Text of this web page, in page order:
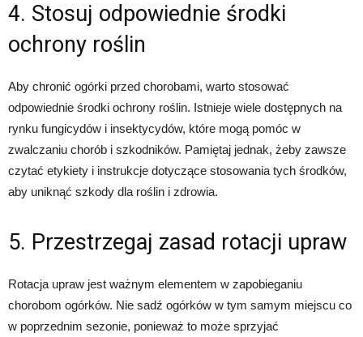
4. Stosuj odpowiednie środki
ochrony roślin
Aby chronić ogórki przed chorobami, warto stosować
odpowiednie środki ochrony roślin. Istnieje wiele dostępnych na
rynku fungicydów i insektycydów, które mogą pomóc w
zwalczaniu chorób i szkodników. Pamiętaj jednak, żeby zawsze
czytać etykiety i instrukcje dotyczące stosowania tych środków,
aby uniknąć szkody dla roślin i zdrowia.
5. Przestrzegaj zasad rotacji upraw
Rotacja upraw jest ważnym elementem w zapobieganiu
chorobom ogórków. Nie sadź ogórków w tym samym miejscu co
w poprzednim sezonie, ponieważ to może sprzyjać